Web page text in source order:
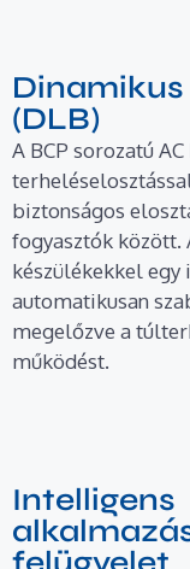
(DLB)
A BCP sorozatú
biztonságos
fogyasztók között.
készülékekkel egy
automatikusan
megelőzve a
működést.
Intelligens